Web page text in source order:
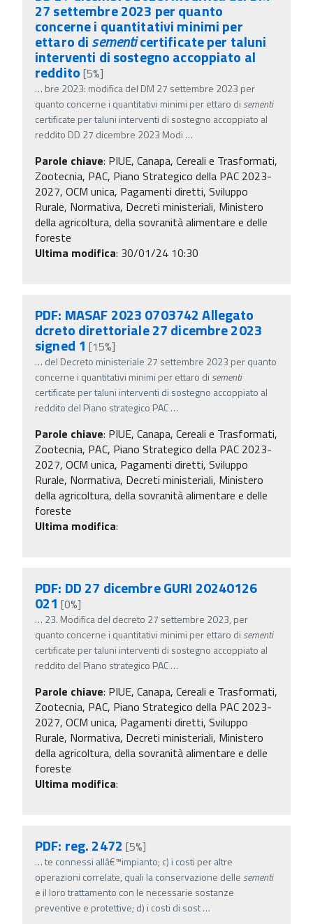
27 settembre 2023 per quanto
concerne i quantitativi minimi per
ettaro disementicertificate per taluni
interventi di sostegno accoppiato al
reddito [5%]
… bre 2023: modifica del DM 27 settembre 2023 per
quanto concerne i quantitativi minimi per ettaro di sementi
certificate per taluni interventi di sostegno accoppiato al
reddito DD 27 dicembre 2023 Modi …
Parole chiave: PIUE, Canapa, Cereali e Trasformati,
Zootecnia, PAC, Piano Strategico della PAC 2023-
2027, OCM unica, Pagamenti diretti, Sviluppo
Rurale, Normativa, Decreti ministeriali, Ministero
della agricoltura, della sovranità alimentare e delle
foreste
Ultima modifica: 30/01/24 10:30
PDF: MASAF 2023 0703742 Allegato
dcreto direttoriale 27 dicembre 2023
signed 1[15%]
… del Decreto ministeriale 27 settembre 2023 per quanto
concerne i quantitativi minimi per ettaro di sementi
certificate per taluni interventi di sostegno accoppiato al
reddito del Piano strategico PAC…
Parole chiave: PIUE, Canapa, Cereali e Trasformati,
Zootecnia, PAC, Piano Strategico della PAC 2023-
2027, OCM unica, Pagamenti diretti, Sviluppo
Rurale, Normativa, Decreti ministeriali, Ministero
della agricoltura, della sovranità alimentare e delle
foreste
Ultima modifica:
PDF: DD 27 dicembre GURI 20240126
021 [0%]
… 23. Modifica del decreto 27 settembre 2023, per
quanto concerne i quantitativi minimi per ettaro di sementi
certificate per taluni interventi di sostegno accoppiato al
reddito del Piano strategico PAC…
Parole chiave: PIUE, Canapa, Cereali e Trasformati,
Zootecnia, PAC, Piano Strategico della PAC 2023-
2027, OCM unica, Pagamenti diretti, Sviluppo
Rurale, Normativa, Decreti ministeriali, Ministero
della agricoltura, della sovranità alimentare e delle
foreste
Ultima modifica:
PDF: reg. 2472 [5%]
…te connessi allâ€™impianto; c) i costi per altre
operazioni correlate, quali la conservazione delle sementi
e il loro trattamento con le necessarie sostanze
preventive e protettive; d) i costi di sost…